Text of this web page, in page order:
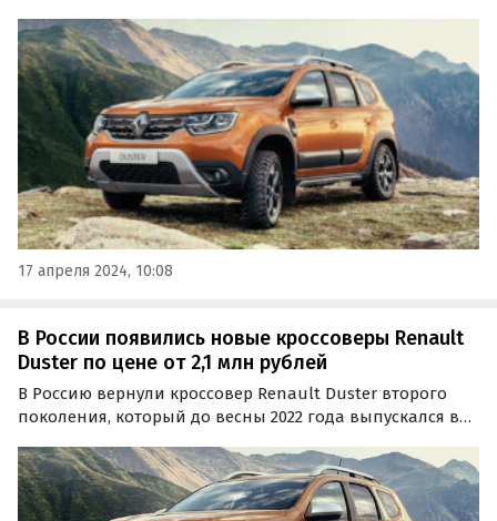
Новосибирска, оценивший его в 2 999 000 рублей,
пишут «Автоновости дня».
17 апреля 2024, 10:08
В России появились новые кроссоверы Renault
Duster по цене от 2,1 млн рублей
В Россию вернули кроссовер Renault Duster второго
поколения, который до весны 2022 года выпускался в
официально.